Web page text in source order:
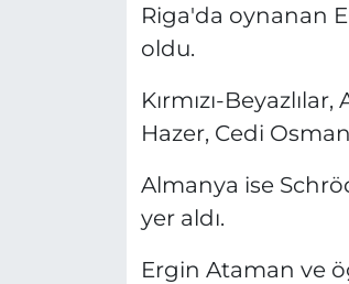
Riga'da oynanan
oldu.
Kırmızı-
Hazer, Cedi
Almanya ise
yer aldı.
Ergin Ataman ve